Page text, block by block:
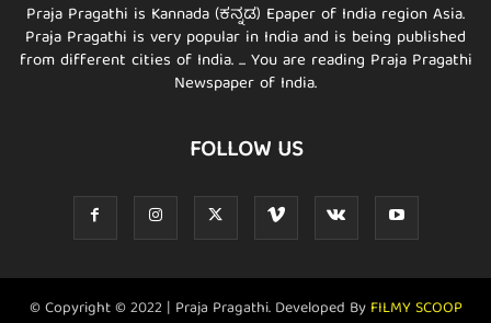
Praja Pragathi is Kannada (ಕನ್ನಡ) Epaper of India region Asia.
Praja Pragathi is very popular in India and is being published
from different cities of India. ... You are reading Praja Pragathi
Newspaper of India.
FOLLOW US
© Copyright © 2022 | Praja Pragathi. Developed By FILMY SCOOP